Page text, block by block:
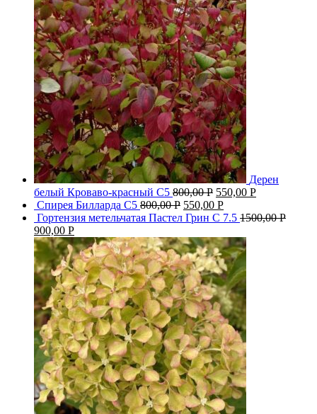
Дерен
белый Кроваво-красный С5 800,00Р 550,00 Р
Спирея Билларда С5 800,00Р 550,00 Р
Гортензия метельчатая Пастел Грин C 7.5 1500,00Р
900,00 Р